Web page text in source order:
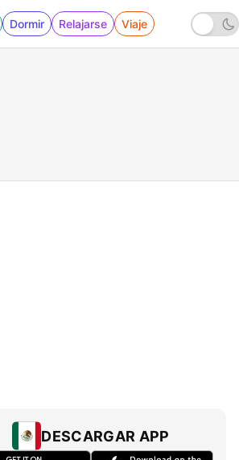
Dormir Relajarse Viaje
DESCARGAR APP